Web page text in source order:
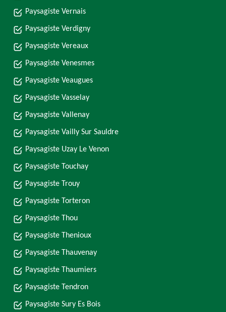
Paysagiste Vernais
Paysagiste Verdigny
Paysagiste Vereaux
Paysagiste Venesmes
Paysagiste Veaugues
Paysagiste Vasselay
Paysagiste Vallenay
Paysagiste Vailly Sur Sauldre
Paysagiste Uzay Le Venon
Paysagiste Touchay
Paysagiste Trouy
Paysagiste Torteron
Paysagiste Thou
Paysagiste Thenioux
Paysagiste Thauvenay
Paysagiste Thaumiers
Paysagiste Tendron
Paysagiste Sury Es Bois